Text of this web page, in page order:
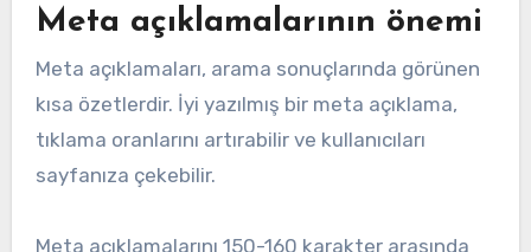
Meta açıklamalarının önemi
Meta açıklamaları, arama sonuçlarında görünen
kısa özetlerdir. İyi yazılmış bir meta açıklama,
tıklama oranlarını artırabilir ve kullanıcıları
sayfanıza çekebilir.
Meta açıklamalarını 150-160 karakter arasında